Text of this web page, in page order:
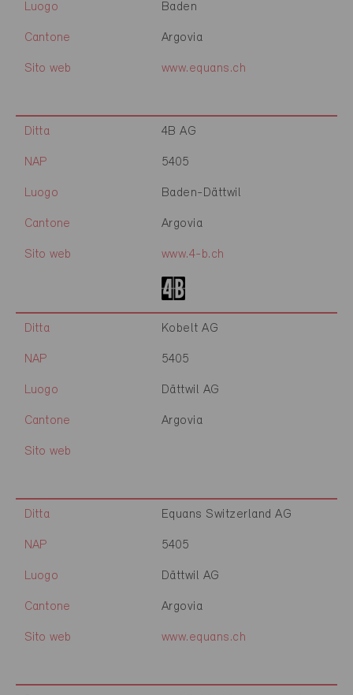
Luogo Baden
Cantone Argovia
Sito web www.equans.ch
Ditta 4B AG
NAP 5405
Luogo Baden-Dättwil
Cantone Argovia
Sito web www.4-b.ch
Ditta Kobelt AG
NAP 5405
Luogo Dättwil AG
Cantone Argovia
Sito web
Ditta Equans Switzerland AG
NAP 5405
Luogo Dättwil AG
Cantone Argovia
Sito web www.equans.ch